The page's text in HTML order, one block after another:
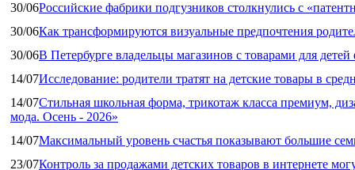
30/06Российские фабрики подгузников столкнулись с
30/06Как трансформируются визуальные предпочтения
30/06В Петербурге владельцы магазинов с товарами для
14/07Исследование: родители тратят на детские товары в
14/07Стильная школьная форма, трикотаж класса премиум,
мода. Осень - 2026»
14/07Максимальный уровень счастья показывают большие
23/07Контроль за продажами детских товаров в интернете